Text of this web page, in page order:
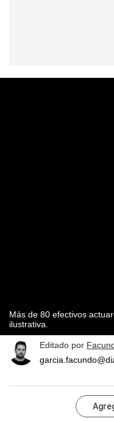
Más de 80 efectivos
ilustrativa.
Editado por